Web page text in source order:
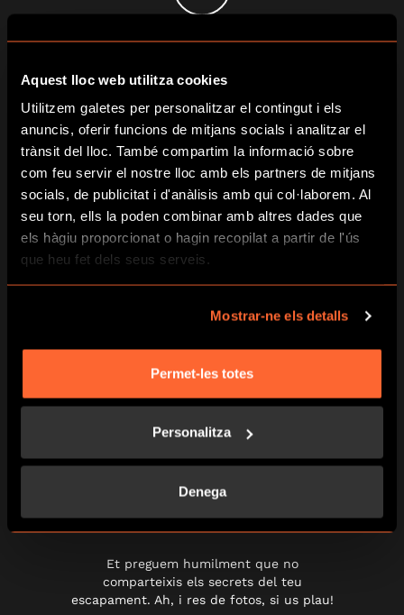
Aquest lloc web utilitza cookies
Utilitzem galetes per personalitzar el contingut i els
anuncis, oferir funcions de mitjans socials i analitzar el
trànsit del lloc. També compartim la informació sobre
com feu servir el nostre lloc amb els partners de mitjans
socials, de publicitat i d'anàlisis amb qui col·laborem. Al
seu torn, ells la poden combinar amb altres dades que
els hàgiu proporcionat o hagin recopilat a partir de l'ús
que heu fet dels seus serveis.
Mostrar-ne els detalls
Permet-les totes
Personalitza
Denega
ARRIBA 15 MINUTS ABANS
Així podràs gaudir de l’experiència Escape
PODEM TENIR CURA DELS TEUS
OBJECTES DE VALOR
portàtils? Nosaltres ens encarregarem
QUEDA A ESCAPE HUNT
Et preguem humilment que no
comparteixis els secrets del teu
escapament. Ah, i res de fotos, si us plau!